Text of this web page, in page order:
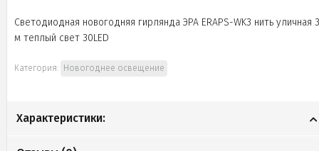
Светодиодная новогодняя гирлянда ЭРА ERAPS-WK3 нить уличная 3
м теплый свет 30LED
Категория: Новогоднее освещение
Характеристики: